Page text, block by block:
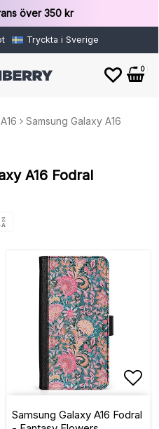
över 350 kr
Tryckta i Sverige
0
Samsung Galaxy A16
A16 Fodral
till i favoritlistan
Samsung Galaxy A16 Fodral